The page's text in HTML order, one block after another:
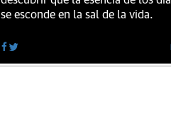
se esconde en la sal de la vida.